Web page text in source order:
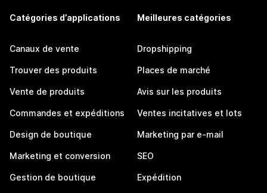
Catégories d’applications
Canaux de vente
Trouver des produits
Vente de produits
Commandes et expéditions
Design de boutique
Marketing et conversion
Gestion de boutique
Meilleures catégories
Dropshipping
Places de marché
Avis sur les produits
Ventes incitatives et lots
Marketing par e-mail
SEO
Expédition